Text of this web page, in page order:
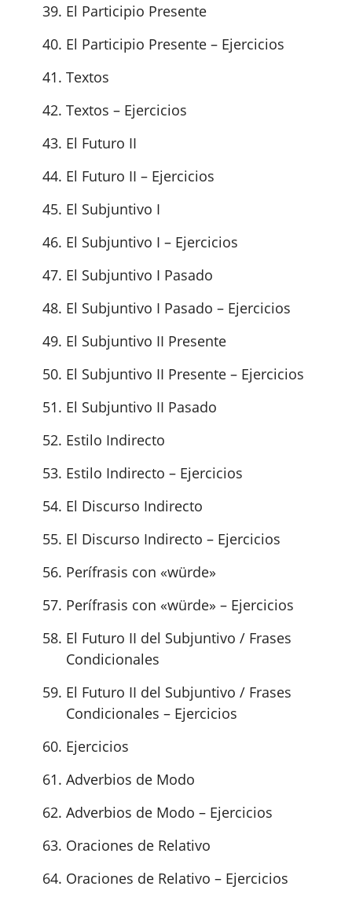
El Participio Presente
El Participio Presente – Ejercicios
Textos
Textos – Ejercicios
El Futuro II
El Futuro II – Ejercicios
El Subjuntivo I
El Subjuntivo I – Ejercicios
El Subjuntivo I Pasado
El Subjuntivo I Pasado – Ejercicios
El Subjuntivo II Presente
El Subjuntivo II Presente – Ejercicios
El Subjuntivo II Pasado
Estilo Indirecto
Estilo Indirecto – Ejercicios
El Discurso Indirecto
El Discurso Indirecto – Ejercicios
Perífrasis con «würde»
Perífrasis con «würde» – Ejercicios
El Futuro II del Subjuntivo / Frases
Condicionales
El Futuro II del Subjuntivo / Frases
Condicionales – Ejercicios
Ejercicios
Adverbios de Modo
Adverbios de Modo – Ejercicios
Oraciones de Relativo
Oraciones de Relativo – Ejercicios